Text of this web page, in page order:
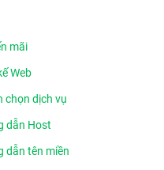
mãi
Web
chọn dịch vụ
dẫn Host
dẫn tên miền